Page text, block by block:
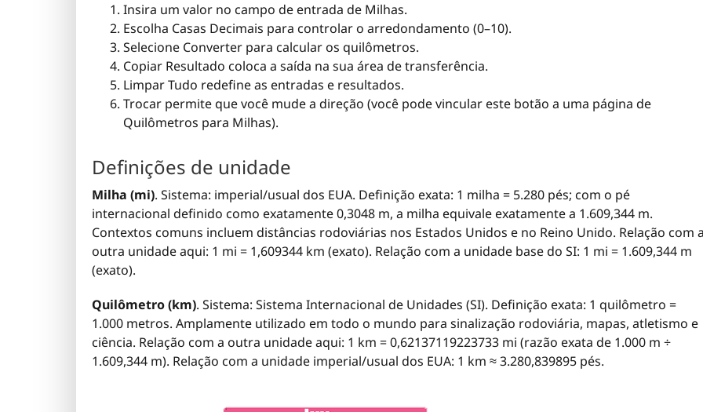
Insira um valor no campo de entrada de Milhas.
Escolha Casas Decimais para controlar o arredondamento (0–10).
Selecione Converter para calcular os quilômetros.
Copiar Resultado coloca a saída na sua área de transferência.
Limpar Tudo redefine as entradas e resultados.
Trocar permite que você mude a direção (você pode vincular este botão a uma página de
Quilômetros para Milhas).
Definições de unidade
Milha (mi). Sistema: imperial/usual dos EUA. Definição exata: 1 milha = 5.280 pés; com o pé
internacional definido como exatamente 0,3048 m, a milha equivale exatamente a 1.609,344 m.
Contextos comuns incluem distâncias rodoviárias nos Estados Unidos e no Reino Unido. Relação com
outra unidade aqui: 1 mi = 1,609344 km (exato). Relação com a unidade base do SI: 1 mi = 1.609,344 m
(exato).
Quilômetro (km). Sistema: Sistema Internacional de Unidades (SI). Definição exata: 1 quilômetro =
1.000 metros. Amplamente utilizado em todo o mundo para sinalização rodoviária, mapas, atletismo e
ciência. Relação com a outra unidade aqui: 1 km = 0,62137119223733 mi (razão exata de 1.000 m ÷
1.609,344 m). Relação com a unidade imperial/usual dos EUA: 1 km ≈ 3.280,839895 pés.